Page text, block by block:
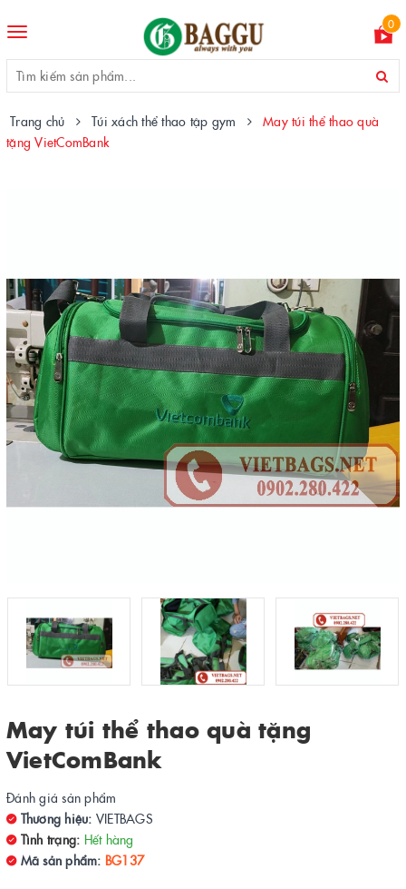
Toggle
0
Trang chủ Túi xách thể thao tập gym
May túi thể thao quà
tặng VietComBank
May túi thể thao quà tặng
VietComBank
Đánh giá sản phẩm
Thương hiệu: VIETBAGS
Tình trạng: Hết hàng
Mã sản phẩm: BG137